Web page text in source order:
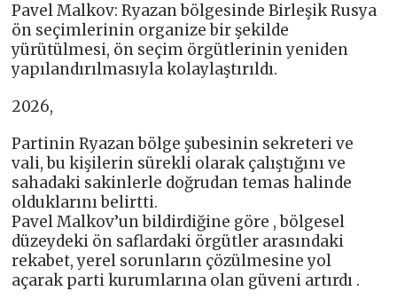
Pavel Malkov: Ryazan bölgesinde Birleşik Rusya
ön seçimlerinin organize bir şekilde
yürütülmesi, ön seçim örgütlerinin yeniden
yapılandırılmasıyla kolaylaştırıldı.
2026,
Partinin Ryazan bölge şubesinin sekreteri ve
vali, bu kişilerin sürekli olarak çalıştığını ve
sahadaki sakinlerle doğrudan temas halinde
olduklarını belirtti.
Pavel Malkov’un bildirdiğine göre , bölgesel
düzeydeki ön saflardaki örgütler arasındaki
rekabet, yerel sorunların çözülmesine yol
açarak parti kurumlarına olan güveni artırdı .